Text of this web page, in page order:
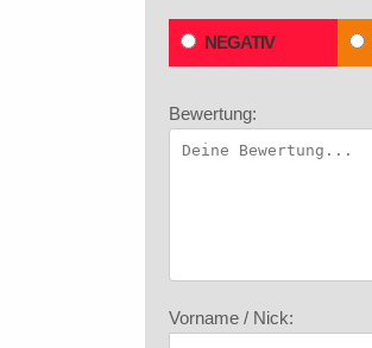
NEGATIV
Bewertung:
Vorname / Nick: